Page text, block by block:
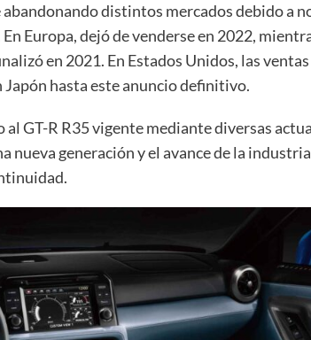
abandonando distintos mercados debido a
Europa, dejó de venderse en 2022,
en 2021. En Estados Unidos, las
hasta este anuncio definitivo.
al GT-R R35 vigente mediante diversas
nueva generación y el avance de la